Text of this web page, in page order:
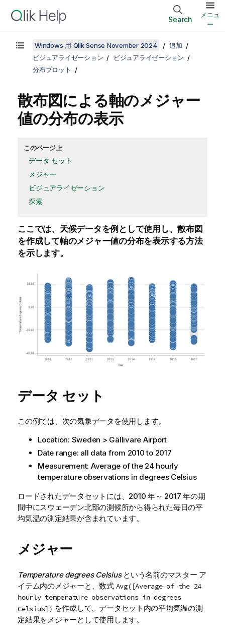
Search
メニュ
ー
Windows 用 Qlik Sense November 2024
追加
ビジュアライゼーション
ビジュアライゼーション
分布プロット
散布図による軸のメジャー
値の分布の表示
このページ上
データ セット
メジャー
ビジュアライゼーション
探索
ここでは、天候データを例として使用し、散布図
を作成して軸のメジャー値の分布を表示する方法
を示します。
データ セット
この例では、次の気象データを使用します。
Location: Sweden > Gällivare Airport
Date range: all data from 2010 to 2017
Measurement: Average of the 24 hourly
temperature observations in degrees Celsius
ロードされたデータセットには、2010 年～ 2017 年の期
間中にスウェーデン北部の測候所から得られた毎日の平
均気温の測定結果が含まれています。
メジャー
Temperature degrees Celsiusという名前のマスター ア
イテム内のメジャーと、数式 Avg([Average of the 24
hourly temperature observations in degrees
Celsius]) を作成して、データセット内の平均気温の測
定結果をメジャーとして使用します。